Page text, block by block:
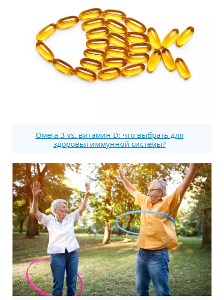
Омега-3 vs. витамин D: что выбрать для
здоровья иммунной системы?